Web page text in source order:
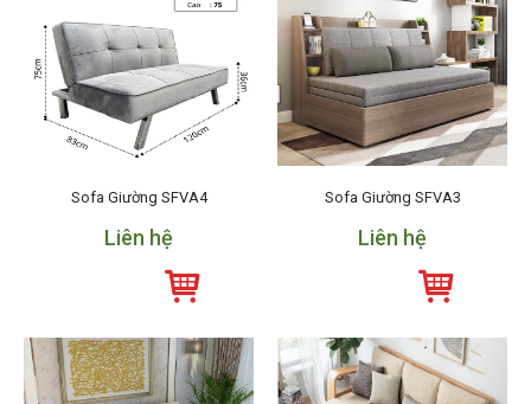
Sofa Giường SFVA4
Liên hệ
Sofa Giường SFVA3
Liên hệ